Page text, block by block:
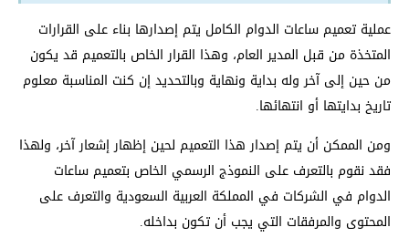
عملية تعميم ساعات الدوام الكامل يتم إصدارها بناء على القرارات
المتخذة من قبل المدير العام، وهذا القرار الخاص بالتعميم قد يكون
من حين إلى آخر وله بداية ونهاية وبالتحديد إن كنت المناسبة معلوم
تاريخ بدايتها أو انتهائها.
ومن الممكن أن يتم إصدار هذا التعميم لحين إظهار إشعار آخر، ولهذا
فقد نقوم بالتعرف على النموذج الرسمي الخاص بتعميم ساعات
الدوام في الشركات في المملكة العربية السعودية والتعرف على
المحتوى والمرفقات التي يجب أن تكون بداخله.